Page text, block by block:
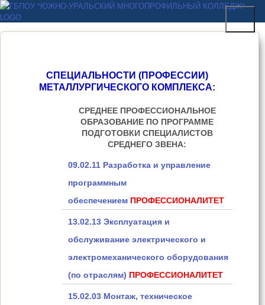
Перейти к основному
содержанию
ГБПОУ "ЮЖНО-
УРАЛЬСКИЙ
КОЛЛЕДЖ"СПЕЦИАЛЬНОСТИ (ПРОФЕССИИ)
МЕТАЛЛУРГИЧЕСКОГО КОМПЛЕКСА:
СРЕДНЕЕ ПРОФЕССИОНАЛЬНОЕ
ОБРАЗОВАНИЕ ПО ПРОГРАММЕ
ПОДГОТОВКИ СПЕЦИАЛИСТОВ
СРЕДНЕГО ЗВЕНА:
09.02.11 Разработка и управление
программным
обеспечением ПРОФЕССИОНАЛИТЕТ
13.02.13 Эксплуатация и
обслуживание электрического и
электромеханического оборудования
(по отраслям) ПРОФЕССИОНАЛИТЕТ
15.02.03 Монтаж, техническое